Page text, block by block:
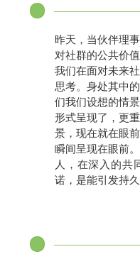
昨天，当伙伴理
对社群的公共价
我们在面对未来
思考。身处其中
们我们设想的情
形式呈现了，更
景，现在就在眼
瞬间呈现在眼前
人，在深入的共
诺，是能引发持